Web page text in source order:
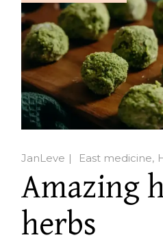
JanLeve East medicine
Amazing
herbs